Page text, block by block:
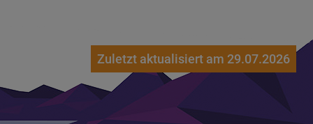
Zuletzt aktualisiert am 29.07.2026